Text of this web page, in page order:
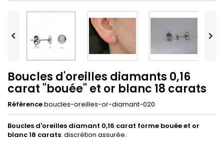
 
Boucles d'oreilles diamants 0,16
carat "bouée" et or blanc 18 carats
Référenceboucles-oreilles-or-diamant-020
Boucles d'oreilles diamant 0,16 carat forme bouée et or
blanc18 carats: discrétion assurée.